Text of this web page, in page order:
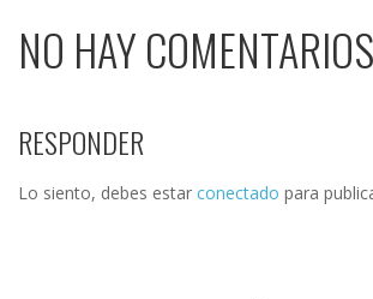
NO HAY COMENTARIOS
RESPONDER
Lo siento, debes estar conectado para